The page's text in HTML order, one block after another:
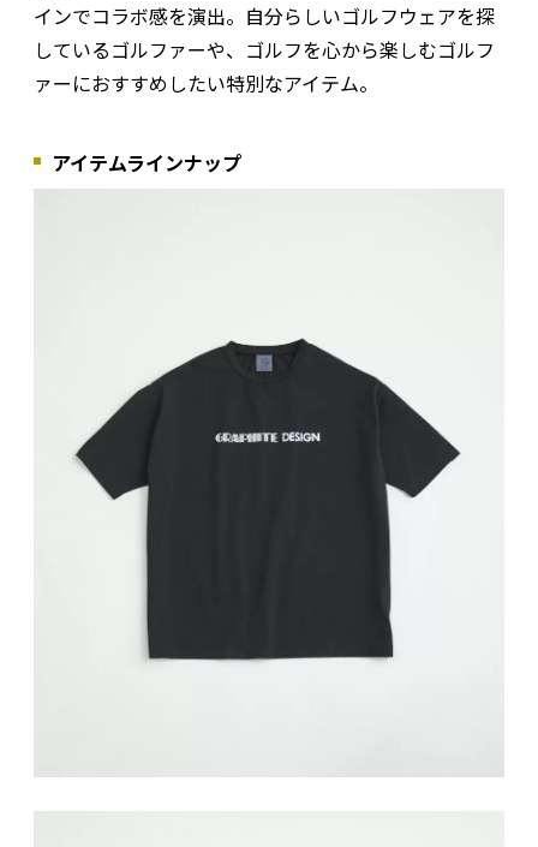
インでコラボ感を演出。自分らしいゴルフウェアを探
しているゴルファーや、ゴルフを心から楽しむゴルフ
ァーにおすすめしたい特別なアイテム。
アイテムラインナップ